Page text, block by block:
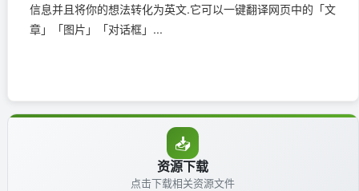
信息并且将你的想法转化为英文.它可以一键翻译网页中的「文
章」「图片」「对话框」...
📥
资源下载
点击下载相关资源文件